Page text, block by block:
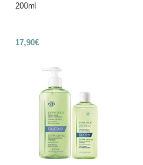
200ml
17,90€